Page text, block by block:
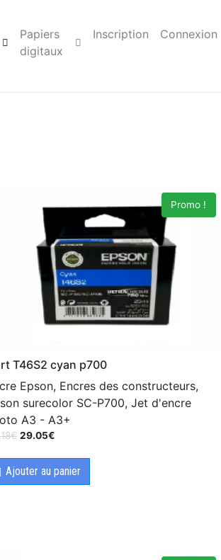
Papiers
digitaux
Inscription Connexion
Promo !
T46S2 cyan p700
Epson, Encres des constructeurs,
surecolor SC-P700, Jet d'encre
A3 - A3+
€ 29.05€
Ajouter au panier